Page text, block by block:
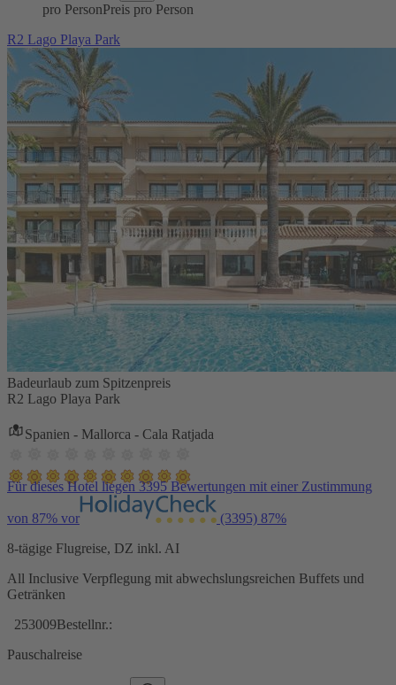
pro PersonPreis pro Person
R2 Lago Playa Park
Badeurlaub zum Spitzenpreis
R2 Lago Playa Park
Spanien - Mallorca - Cala Ratjada
Für dieses Hotel liegen 3395 Bewertungen mit einer Zustimmung
von 87% vor (3395) 87%
8-tägige Flugreise, DZ inkl. AI
All Inclusive Verpflegung mit abwechslungsreichen Buffets und
Getränken
253009Bestellnr.:
Pauschalreise